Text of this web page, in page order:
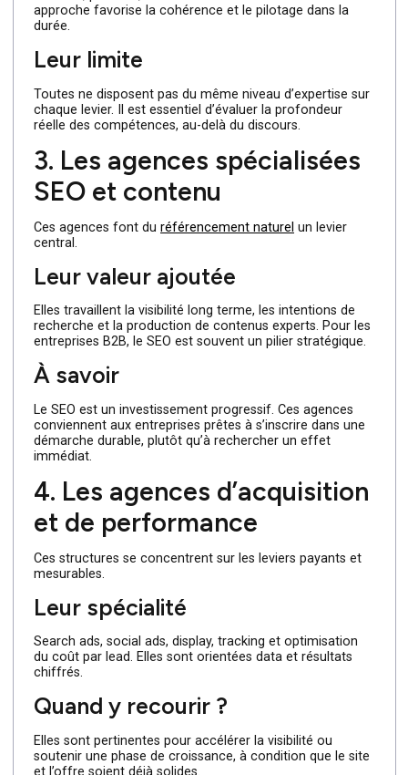
Souvent appelées “agences 360°”, elles proposent un
Elles coordonnent plusieurs leviers :site web, SEO,
contenu, publicité, réseaux sociaux et conversion. Cette
approche favorise la cohérence et le pilotage dans la
durée.
Leur limite
Toutes ne disposent pas du même niveau d’expertise
réelle des compétences, au-delà du discours.
3. Les agences spécialisées
SEO et contenu
central.
Leur valeur ajoutée
Elles travaillent la visibilité long terme, les intentions de
recherche et la production de contenus experts. Pour
entreprises B2B, le SEO est souvent un pilier stratégique.
À savoir
Le SEO est un investissement progressif. Ces agences
conviennent aux entreprises prêtes à s’inscrire dans une
immédiat.
4. Les agences
et de performance
Ces structures se concentrent sur les leviers payants et